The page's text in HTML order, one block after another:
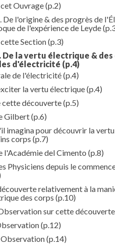
Ouvrage(p.2)
De l'origine & des progrès de
de l'expérience de Leyde
Section(p.3)
De la vertu électrique & des
d'électricité (p.4)
de l'électricité(p.4)
la vertu électrique(p.4)
cette découverte(p.5)
Gilbert(p.6)
imagina pour découvrir la
corps (p.7)
l'Académie del Cimento (p.8)
Physiciens depuis le
relativement à la
des corps (p.10)
sur cette découverte
(p.12)
(p.14)